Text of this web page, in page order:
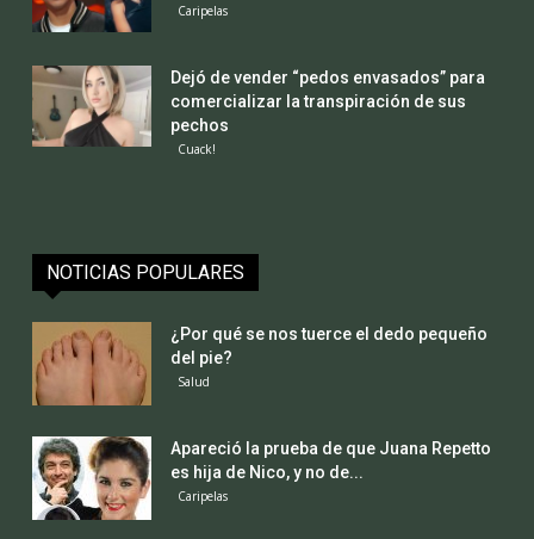
Caripelas
Dejó de vender “pedos envasados” para
comercializar la transpiración de sus
pechos
Cuack!
NOTICIAS POPULARES
¿Por qué se nos tuerce el dedo pequeño
del pie?
Salud
Apareció la prueba de que Juana Repetto
es hija de Nico, y no de...
Caripelas